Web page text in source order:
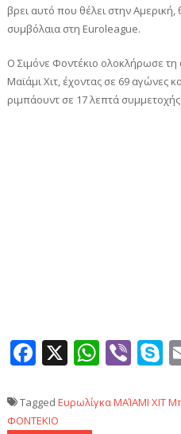
βρει αυτό που θέλει στην
συμβόλαια στη Euroleague.
Ο Σιμόνε Φοντέκιο ολοκλήρωσε
Μαϊάμι Χιτ, έχοντας σε 69 αγώνες
ριμπάουντ σε 17 λεπτά
Facebook
X
Tagged ΕυρωλίγκαΜΑΊΑΜΙ ΧΙΤ
ΦΟΝΤΕΚΙΟ